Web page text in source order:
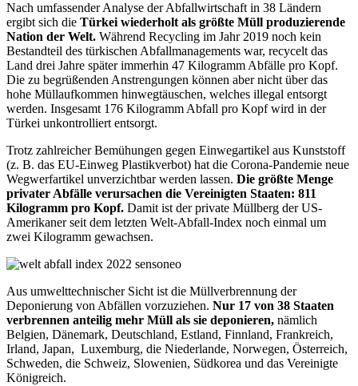
Nach umfassender Analyse der Abfallwirtschaft in 38 Ländern
ergibt sich die Türkei wiederholt als größte Müll produzierende
Nation der Welt. Während Recycling im Jahr 2019 noch kein
Bestandteil des türkischen Abfallmanagements war, recycelt das
Land drei Jahre später immerhin 47 Kilogramm Abfälle pro Kopf.
Die zu begrüßenden Anstrengungen können aber nicht über das
hohe Müllaufkommen hinwegtäuschen, welches illegal entsorgt
werden. Insgesamt 176 Kilogramm Abfall pro Kopf wird in der
Türkei unkontrolliert entsorgt.
Trotz zahlreicher Bemühungen gegen Einwegartikel aus Kunststoff
(z. B. das EU-Einweg Plastikverbot) hat die Corona-Pandemie neue
Wegwerfartikel unverzichtbar werden lassen. Die größte Menge
privater Abfälle verursachen die Vereinigten Staaten: 811
Kilogramm pro Kopf. Damit ist der private Müllberg der US-
Amerikaner seit dem letzten Welt-Abfall-Index noch einmal um
zwei Kilogramm gewachsen.
Aus umwelttechnischer Sicht ist die Müllverbrennung der
Deponierung von Abfällen vorzuziehen. Nur 17 von 38 Staaten
verbrennen anteilig mehr Müll als sie deponieren, nämlich
Belgien, Dänemark, Deutschland, Estland, Finnland, Frankreich,
Irland, Japan, Luxemburg, die Niederlande, Norwegen, Österreich,
Schweden, die Schweiz, Slowenien, Südkorea und das Vereinigte
Königreich.